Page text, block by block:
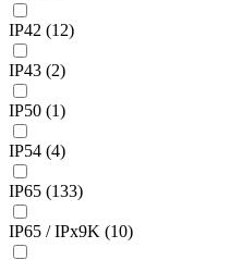
IP42 (12)
IP43 (2)
IP50 (1)
IP54 (4)
IP65 (133)
IP65 / IPx9K (10)